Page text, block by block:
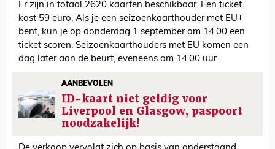
Er zijn in totaal 2620 kaarten beschikbaar. Een ticket
kost 59 euro. Als je een seizoenkaarthouder met EU+
bent, kun je op donderdag 1 september om 14.00 een
ticket scoren. Seizoenkaarthouders met EU komen een
dag later aan de beurt, eveneens om 14.00 uur.
AANBEVOLEN
ID-kaart niet geldig voor
Liverpool en Glasgow, paspoort
noodzakelijk!